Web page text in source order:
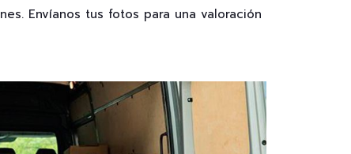
Envíanos tus fotos para una valoración